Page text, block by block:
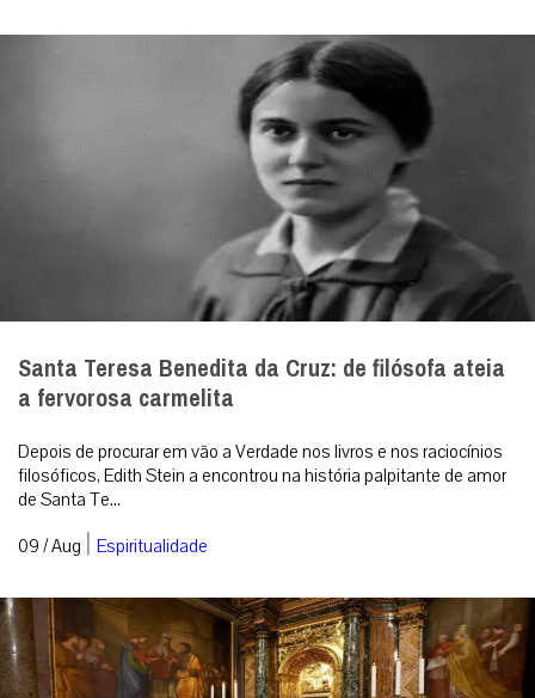
Santa Teresa Benedita da Cruz: de filósofa ateia
a fervorosa carmelita
Depois de procurar em vão a Verdade nos livros e nos raciocínios
filosóficos, Edith Stein a encontrou na história palpitante de amor
de Santa Te...
09 / Aug | Espiritualidade